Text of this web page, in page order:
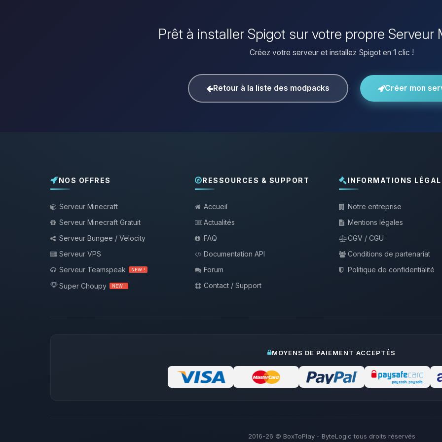
Prêt à installer Spigot sur votre propre Serveur
Créez votre serveur et installez Spigot en 1 clic !
Retour à la liste des modpacks Créer mon
NOS OFFRES
Serveur Minecraft
Serveur Minecraft Gratuit
Serveur Bungee / Velocity
Serveur VPS
Serveur Teamspeak
NEW !
Super Choupy NEW !
RESSOURCES & SUPPORT
Accueil
Actualités
FAQ
Documentation API
Forum
Contact / Support
INFORMATIONS
Notre entreprise
Mentions légales
CGV / CGU
Conditions de partenariat
Politique de confidentialité
MOYENS DE PAIEMENT ACCEPTÉS
2016-26 © BoxToPlay - ByteLogic tous droits réservés